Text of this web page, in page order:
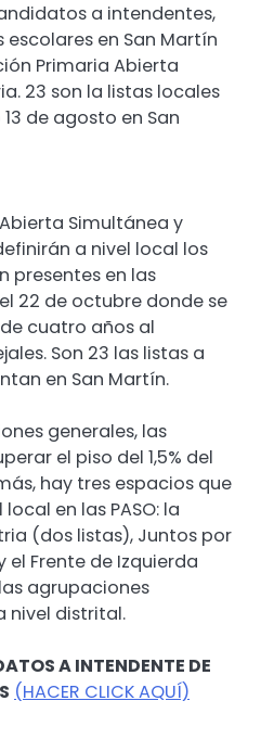
a intendentes,
en San Martín
Primaria Abierta
23 son la listas locales
de agosto en San
Simultánea y
a nivel local los
presentes en las
22 de octubre donde se
cuatro años al
Son 23 las listas a
en San Martín.
generales, las
el piso del 1,5% del
hay tres espacios que
en las PASO: la
(dos listas), Juntos por
Frente de Izquierda
agrupaciones
nivel distrital.
A INTENDENTE DE
(HACER CLICK AQUÍ)